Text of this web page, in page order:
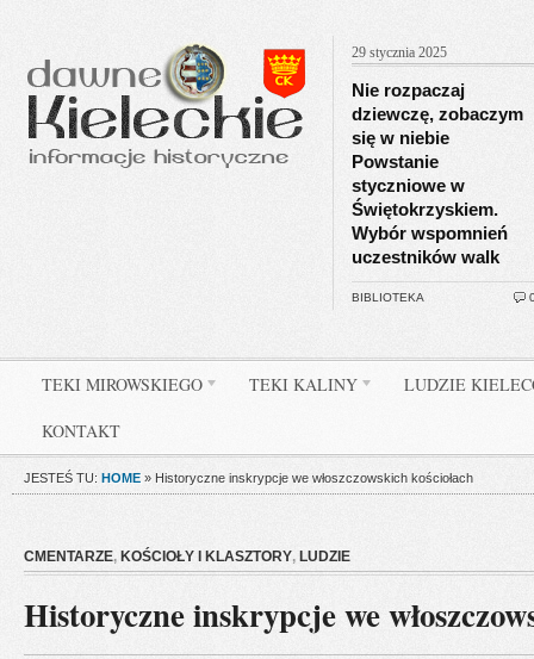
29 stycznia 2025
Nie rozpaczaj
dziewczę, zobaczym
się w niebie
Powstanie
styczniowe w
Świętokrzyskiem.
Wybór wspomnień
uczestników walk
BIBLIOTEKA
TEKI MIROWSKIEGO TEKI KALINY LUDZIE
KONTAKT
JESTEŚ TU: HOME » Historyczne inskrypcje we włoszczowskich kościołach
CMENTARZE, KOŚCIOŁY I KLASZTORY, LUDZIE
Historyczne inskrypcje we